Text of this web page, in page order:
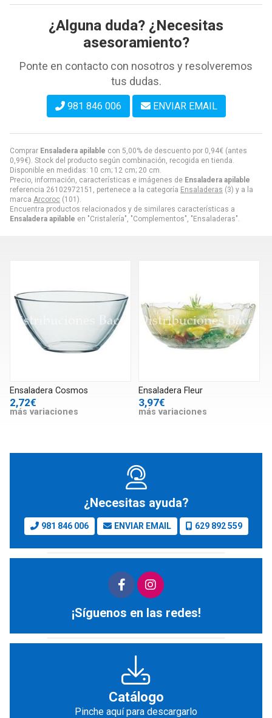
Comprar Ensaladera apilable con 5,00% de descuento por 0,94€ (antes
0,99€). Stock del producto según combinación, recogida en tienda.
Disponible en medidas: 10 cm; 12 cm; 20 cm.
Precio, información, características e imágenes de Ensaladera apilable
referencia 26102972151, pertenece a la categoría Ensaladeras (3) y a la
marca Arcoroc (101).
Encuentra productos relacionados y de similares características a
Ensaladera apilable en "Cristalería", "Complementos", "Ensaladeras".
¿Alguna duda? ¿Necesitas
asesoramiento?
Ponte en contacto con nosotros y resolveremos
tus dudas.
981 846 006 ENVIAR EMAIL
Ensaladera Cosmos
2,72€
más variaciones
Ensaladera Fleur
3,97€
más variaciones
¿Necesitas ayuda?
981 846 006 ENVIAR EMAIL 629 892 559
¡Síguenos en las redes!
Catálogo
Pinche aquí para descargarlo